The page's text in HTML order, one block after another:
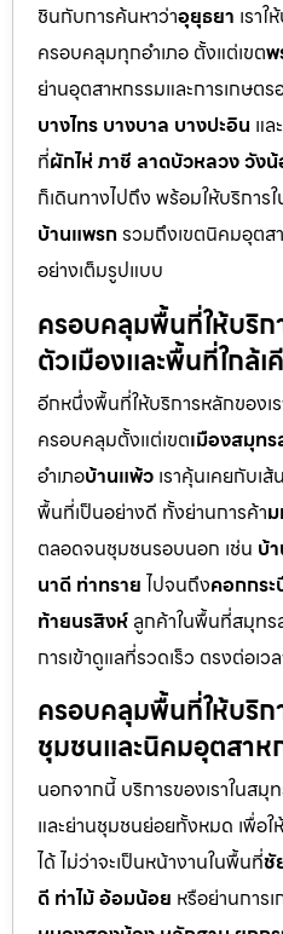
ชินกับการค้นหาว่าอุยุธยา เรา
ครอบคลุมทุกอำเภอ ตั้งแต่เขตพ
ย่านอุตสาหกรรมและการเกษตร
บางไทร บางบาล บางปะอิน และ
ที่ผักไห่ ภาชี ลาดบัวหลวง วัง
ก็เดินทางไปถึง พร้อมให้บริการ
บ้านแพรกรวมถึงเขตนิคมอุตส
อย่างเต็มรูปแบบ
ครอบคลุมพื้นที่ให้บริก
ตัวเมืองและพื้นที่ใกล้เ
อีกหนึ่งพื้นที่ให้บริการหลักของเ
ครอบคลุมตั้งแต่เขตเมืองสมุท
อำเภอบ้านแพ้ว เราคุ้นเคยกับเ
พื้นที่เป็นอย่างดี ทั้งย่านการค้า
ตลอดจนชุมชนรอบนอก เช่น บ้
นาดี ท่าทราย ไปจนถึงคอกกร
ท้ายนรสิงห์ ลูกค้าในพื้นที่สมุทร
การเข้าดูแลที่รวดเร็ว ตรงต่อเว
ครอบคลุมพื้นที่ให้บริก
ชุมชนและนิคมอุตสาห
นอกจากนี้ บริการของเราในส
และย่านชุมชนย่อยทั้งหมด เพื่
ได้ ไม่ว่าจะเป็นหน้างานในพื้นที่ชั
ดี ท่าไม้ อ้อมน้อย หรือย่านการ